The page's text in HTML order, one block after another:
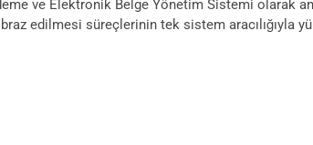
ve Elektronik Belge Yönetim Sistemi olarak
edilmesi süreçlerinin tek sistem aracılığıyla